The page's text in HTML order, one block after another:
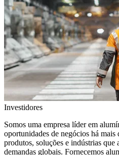
Investidores
Somos uma empresa líder em
oportunidades de negócios há
produtos, soluções e indústrias que
demandas globais. Fornecemos